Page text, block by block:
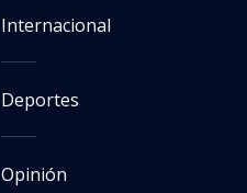
Internacional
Deportes
Opinión